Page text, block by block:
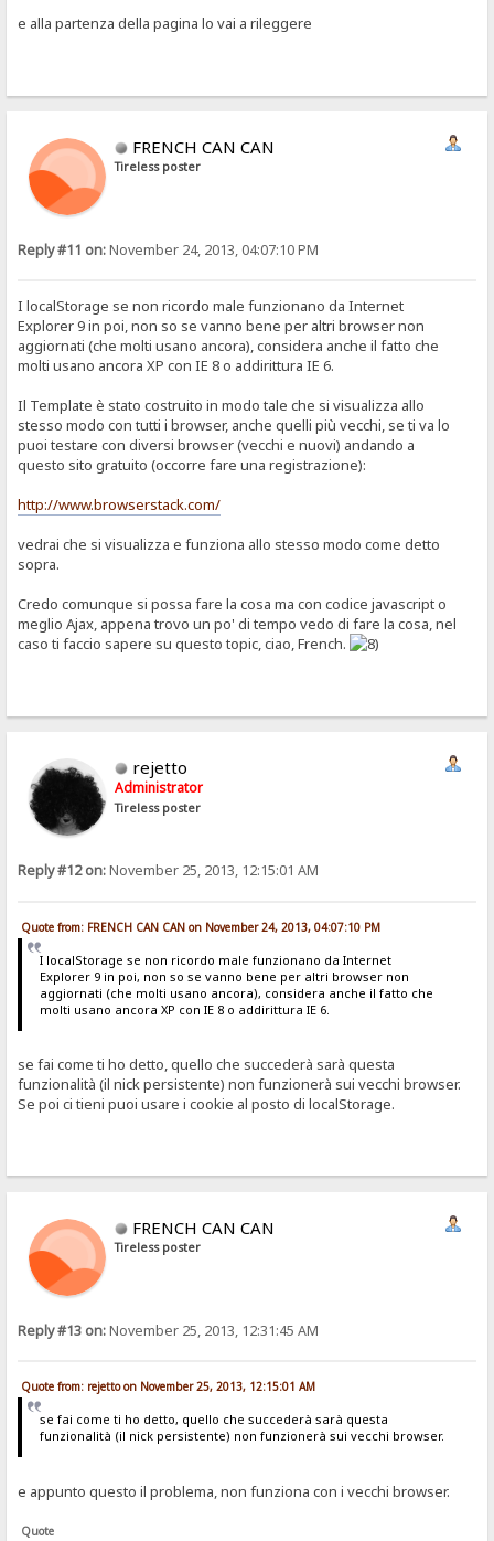
e alla partenza della pagina lo vai a rileggere
FRENCH CAN CAN
Tireless poster
Reply #11 on:November 24, 2013, 04:07:10 PM
I localStorage se non ricordo male funzionano da Internet
Explorer 9 in poi, non so se vanno bene per altri browser non
aggiornati (che molti usano ancora), considera anche il fatto che
molti usano ancora XP con IE 8 o addirittura IE 6.
Il Template è stato costruito in modo tale che si visualizza allo
stesso modo con tutti i browser, anche quelli più vecchi, se ti va lo
puoi testare con diversi browser (vecchi e nuovi) andando a
questo sito gratuito (occorre fare una registrazione):
http://www.browserstack.com/
vedrai che si visualizza e funziona allo stesso modo come detto
sopra.
Credo comunque si possa fare la cosa ma con codice javascript o
meglio Ajax, appena trovo un po' di tempo vedo di fare la cosa, nel
caso ti faccio sapere su questo topic, ciao, French.
rejetto
Administrator
Tireless poster
Reply #12 on:November 25, 2013, 12:15:01 AM
Quote from: FRENCH CAN CAN on November 24, 2013, 04:07:10 PM
I localStorage se non ricordo male funzionano da Internet
Explorer 9 in poi, non so se vanno bene per altri browser non
aggiornati (che molti usano ancora), considera anche il fatto che
molti usano ancora XP con IE 8 o addirittura IE 6.
se fai come ti ho detto, quello che succederà sarà questa
funzionalità (il nick persistente) non funzionerà sui vecchi browser.
Se poi ci tieni puoi usare i cookie al posto di localStorage.
FRENCH CAN CAN
Tireless poster
Reply #13 on:November 25, 2013, 12:31:45 AM
Quote from: rejetto on November 25, 2013, 12:15:01 AM
se fai come ti ho detto, quello che succederà sarà questa
funzionalità (il nick persistente) non funzionerà sui vecchi browser.
e appunto questo il problema, non funziona con i vecchi browser.
Quote